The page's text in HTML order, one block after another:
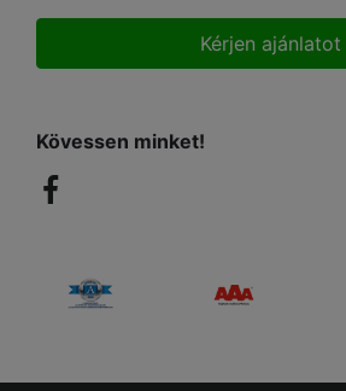
Kérjen ajánlatot
Kövessen minket!